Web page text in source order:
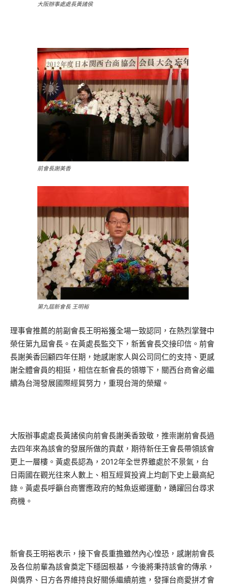
大阪辦事處處長黃諸侯
前會長謝美香
第九屆新會長 王明裕
理事會推薦的前副會長王明裕獲全場一致認同，在熱烈掌聲中
榮任第九屆會長。在黃處長監交下，新舊會長交接印信。前會
長謝美香回顧四年任期，她感謝家人與公司同仁的支持、更感
謝全體會員的相挺，相信在新會長的領導下，關西台商會必繼
續為台灣發展國際經貿努力，重現台灣的榮耀。
大阪辦事處處長黃諸侯向前會長謝美香致敬，推崇謝前會長過
去四年來為該會的發展所做的貢獻，期待新任王會長帶領該會
更上一層樓。黃處長認為，2012年全世界雖處於不景氣，台
日兩國在觀光往來人數上、相互經貿投資上均創下史上最高紀
錄。黃處長呼籲台商響應政府的鮭魚返鄉運動，踴躍回台尋求
商機。
新會長王明裕表示，接下會長重擔雖然內心惶恐，感謝前會長
及各位前輩為該會奠定下穩固根基，今後將秉持該會的傳承，
與僑界、日方各界維持良好關係繼續前進，發揮台商愛拼才會